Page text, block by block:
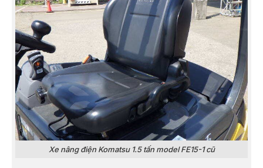
Xe nâng điện Komatsu 1.5 tấn model FE15-1 cũ